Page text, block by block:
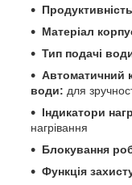
Матеріал
Тип подачі
Автоматичний
води: для
Індикатори
нагрівання
Блокування
Функція